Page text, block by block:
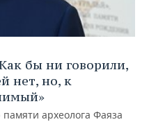
бы ни говорили,
нет, но, к
археолога Фаяза